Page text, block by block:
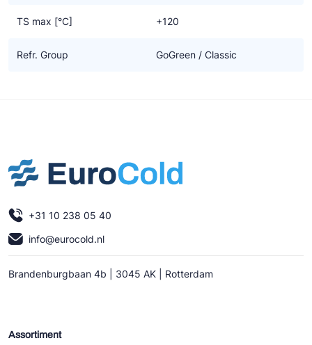
TS max [°C] +120
Refr. Group GoGreen / Classic
+31 10 238 05 40
info@eurocold.nl
Brandenburgbaan 4b | 3045 AK | Rotterdam
Assortiment